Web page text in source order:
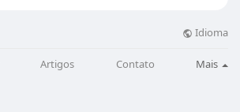
Idioma
Artigos Contato Mais